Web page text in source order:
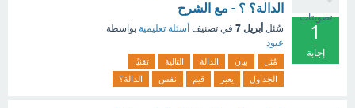
تصويتات
1
إجابة
الدالة؟ ؟ - مع الشرح
سُئل أبريل 7 في تصنيف أسئلة تعليمية بواسطة
عبود
مُثل بيان الدالة التالية
تقنيًا
الجداول
يعبر قيم نفس الدالة؟